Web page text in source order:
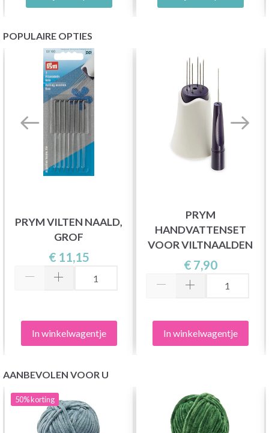
POPULAIRE OPTIES
PRYM VILTEN NAALD,
GROF
€ 11,15
In winkelwagentje
PRYM
HANDVATTENSET
VOOR VILTNAALDEN
€ 7,90
In winkelwagentje
AANBEVOLEN VOOR U
50%korting